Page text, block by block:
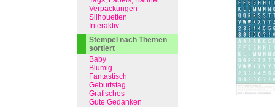
Verpackungen
Silhouetten
Interaktiv
Stempel nach Themen
sortiert
Baby
Blumig
Fantastisch
Geburtstag
Grafisches
Gute Gedanken